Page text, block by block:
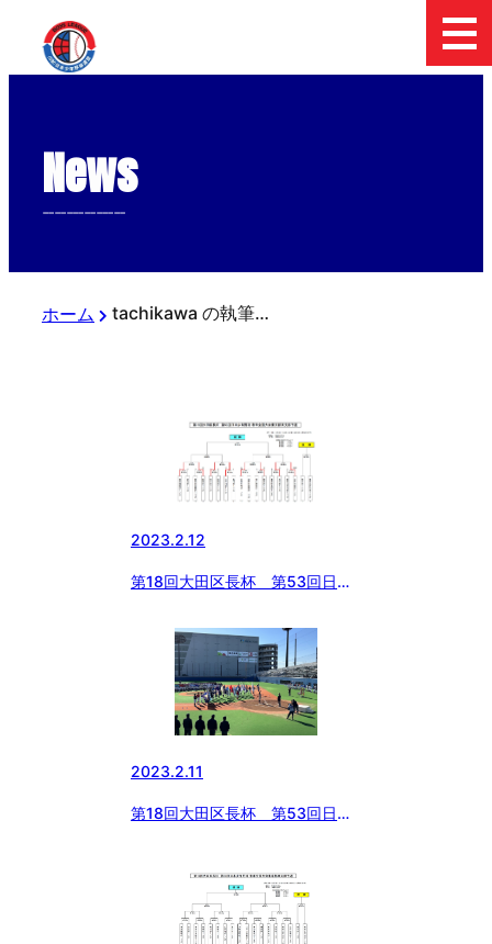
News
--------------
ホーム tachikawa の執筆記事
2023.2.12
第18回大田区長杯 第53回日本
支部予選 第二日目
2023.2.11
第18回大田区長杯 第53回日本